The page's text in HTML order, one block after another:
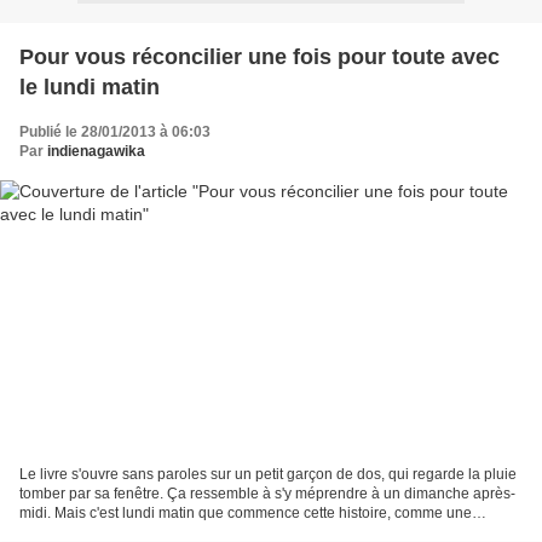
Pour vous réconcilier une fois pour toute avec
le lundi matin
Publié le 28/01/2013 à 06:03
Par indienagawika
Le livre s'ouvre sans paroles sur un petit garçon de dos, qui regarde la pluie
tomber par sa fenêtre. Ça ressemble à s'y méprendre à un dimanche après-
midi. Mais c'est lundi matin que commence cette histoire, comme une